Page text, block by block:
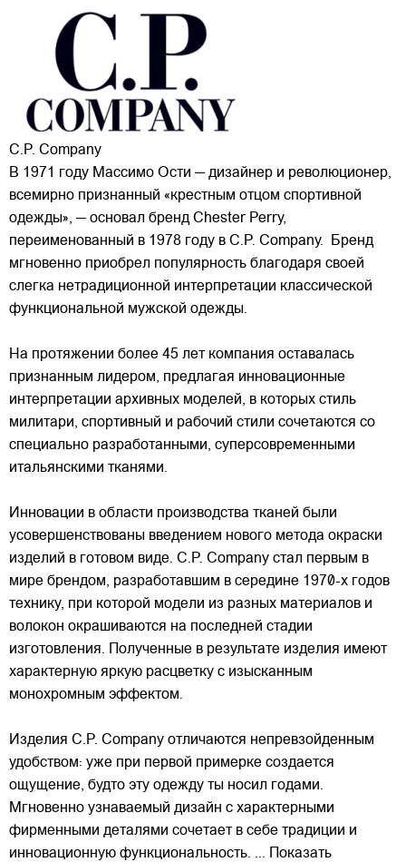
C.P. Company
В 1971 году Массимо Ости — дизайнер и революционер,
всемирно признанный «крестным отцом спортивной
одежды», — основал бренд Chester Perry,
переименованный в 1978 году в C.P. Company. Бренд
мгновенно приобрел популярность благодаря своей
слегка нетрадиционной интерпретации классической
функциональной мужской одежды.
На протяжении более 45 лет компания оставалась
признанным лидером, предлагая инновационные
интерпретации архивных моделей, в которых стиль
милитари, спортивный и рабочий стили сочетаются со
специально разработанными, суперсовременными
итальянскими тканями.
Инновации в области производства тканей были
усовершенствованы введением нового метода окраски
изделий в готовом виде. C.P. Company стал первым в
мире брендом, разработавшим в середине 1970-х годов
технику, при которой модели из разных материалов и
волокон окрашиваются на последней стадии
изготовления. Полученные в результате изделия имеют
характерную яркую расцветку с изысканным
монохромным эффектом.
Изделия C.P. Company отличаются непревзойденным
удобством: уже при первой примерке создается
ощущение, будто эту одежду ты носил годами.
Мгновенно узнаваемый дизайн с характерными
фирменными деталями сочетает в себе традиции и
инновационную функциональность. ... Показать